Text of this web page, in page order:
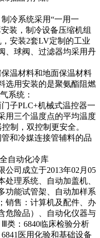
冷系统采用“一用一
装，制冷设备压缩机组
安装2套LV定制的工业
、球阀、过滤器均采用丹
保温材料和地面保温材料
选用安装的是聚氨酯阻燃
系统：
子PLC+机械式温控器一
用三个温度点的平均温度
制，双控制更安全。
和冷媒连接管辅料的品
自动化冷库
公司成立于2013年02月05
处理系统、自动加盖机、
功能试管架、自动加样系
销售：计算机及配件、办
危险品）、自动化仪器与
类：6840临床检验分析
医用化验和基础设备